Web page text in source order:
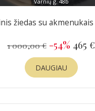
žiedas su akmenukais
1 000,00 € -54% 465 €
DAUGIAU